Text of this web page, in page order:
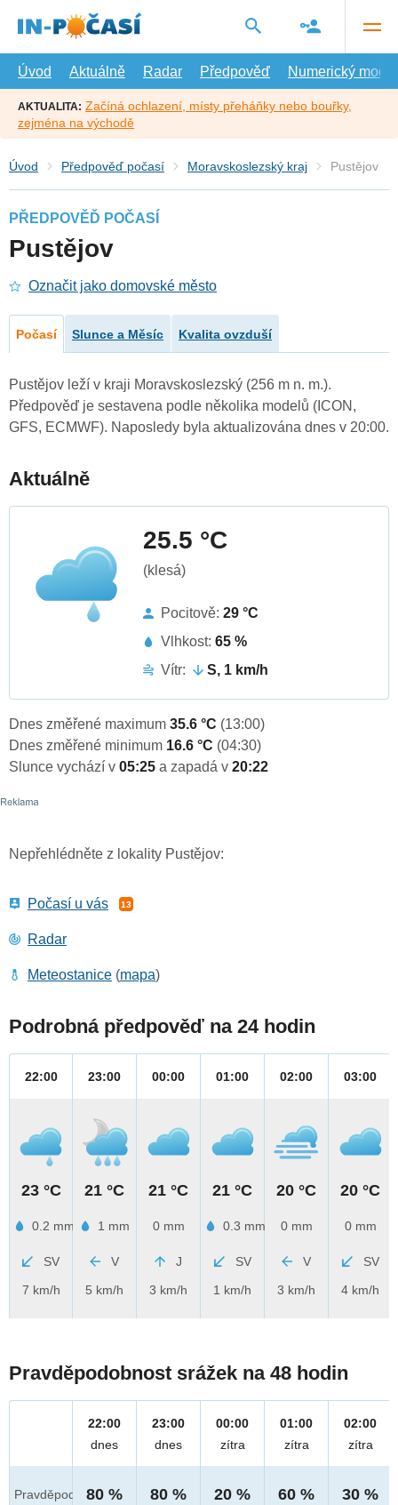
hlavní
Úvod
Aktuálně Radar Předpověď Numerický model
AKTUALITA: Začíná ochlazení, místy přeháňky nebo bouřky,
zejména na východě
Úvod Předpověď počasí Moravskoslezský kraj Pustějov
PŘEDPOVĚĎ POČASÍ
Pustějov
Označit jako domovské město
Počasí Slunce a Měsíc Kvalita ovzduší
Pustějov leží v kraji Moravskoslezský (256 m n. m.).
Předpověď je sestavena podle několika modelů (ICON,
GFS, ECMWF). Naposledy byla aktualizována dnes v 20:00.
Aktuálně
25.5 °C
(klesá)
Pocitově: 29 °C
Vlhkost: 65 %
Vítr:
S, 1 km/h
Dnes změřené maximum 35.6 °C (13:00)
Dnes změřené minimum 16.6 °C (04:30)
Slunce vychází v 05:25 a zapadá v 20:22
Nepřehlédněte z lokality Pustějov:
Počasí u vás 13
Radar
Meteostanice (mapa)
Podrobná předpověď na 24 hodin
22:00
23 °C
0.2 mm
SV
7 km/h
23:00
21 °C
1 mm
V
5 km/h
00:00
21 °C
0 mm
J
3 km/h
01:00
21 °C
0.3 mm
SV
1 km/h
02:00
20 °C
0 mm
V
3 km/h
03:00
20 °C
0 mm
SV
4 km/h
Pravděpodobnost srážek na 48 hodin
Pravděpod.
22:00
dnes
80 %
23:00
dnes
80 %
00:00
zítra
20 %
01:00
zítra
60 %
02:00
zítra
30 %